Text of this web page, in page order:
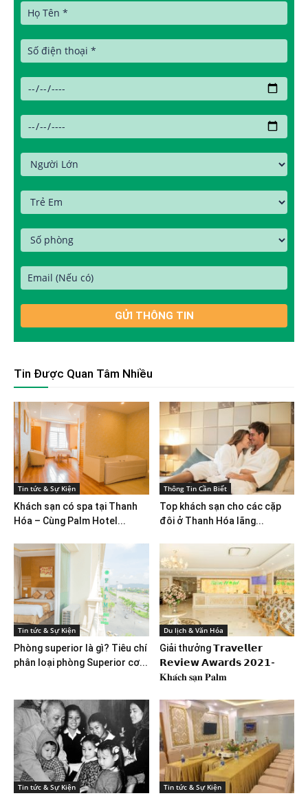
Tin Được Quan Tâm Nhiều
Tin tức & Sự Kiện
Khách sạn có spa tại Thanh
Hóa – Cùng Palm Hotel...
Thông Tin Cần Biết
Top khách sạn cho các cặp
đôi ở Thanh Hóa lãng...
Tin tức & Sự Kiện
Phòng superior là gì? Tiêu chí
phân loại phòng Superior cơ...
Du lịch & Văn Hóa
Giải thưởng 𝗧𝗿𝗮𝘃𝗲𝗹𝗹𝗲𝗿
𝗥𝗲𝘃𝗶𝗲𝘄 𝗔𝘄𝗮𝗿𝗱𝘀 𝟮𝟬𝟮𝟭-
𝐊𝐡𝐚́𝐜𝐡 𝐬𝐚̣𝐧 𝐏𝐚𝐥𝐦
Tin tức & Sự Kiện Tin tức & Sự Kiện